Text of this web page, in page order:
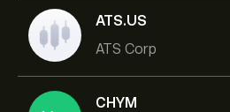
ATS.US
ATS Corp
CHYM